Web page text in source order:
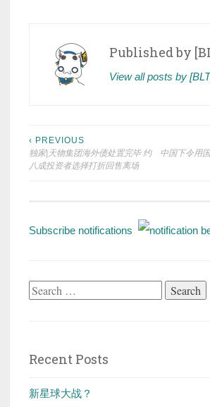
Published by
View all posts by
Post
navigation
‹ PREVIOUS
独家|天物集团海外债处置完毕 约
八成投资者选择打折回售离场
中国下令用
Subscribe notifications
Search
Recent Posts
新星球大战？